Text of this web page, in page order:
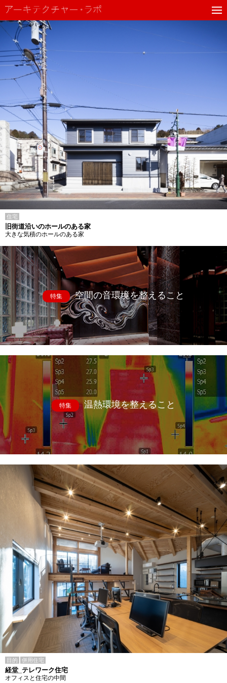
住宅
旧街道沿いのホールのある家
大きな気積のホールのある家
特集 空間の音環境を整えること
特集 温熱環境を整えること
目的 併用住宅
経堂_テレワーク住宅
オフィスと住宅の中間